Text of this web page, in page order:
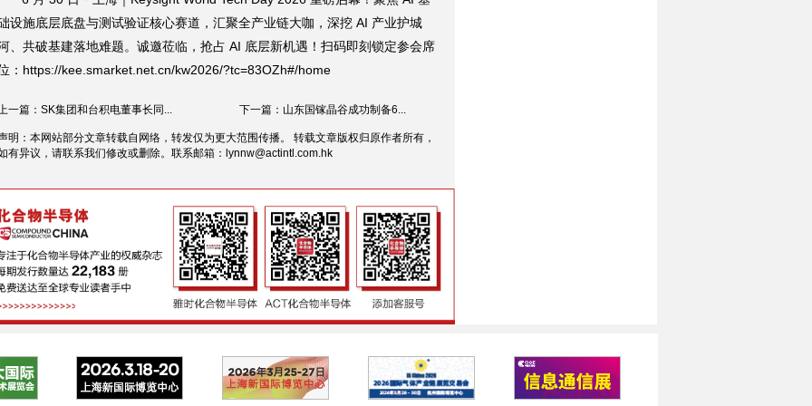
设施底层底盘与测试验证核心赛道，汇聚全产业链大咖，深挖 AI 产业护城
、共破基建落地难题。诚邀莅临，抢占 AI 底层新机遇！扫码即刻锁定参会席
：https://kee.smarket.net.cn/kw2026/?tc=83OZh#/home
一篇：SK集团和台积电董事长同... 下一篇：山东国镓晶谷成功制备6...
明：本网站部分文章转载自网络，转发仅为更大范围传播。 转载文章版权归原作者所有，
有异议，请联系我们修改或删除。联系邮箱： lynnw@actintl.com.hk